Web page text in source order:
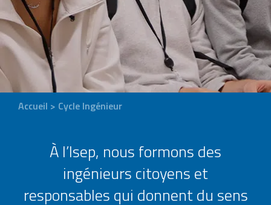
Accueil > Cycle Ingénieur
À l’Isep, nous formons des
ingénieurs citoyens et
responsables qui donnent du sens